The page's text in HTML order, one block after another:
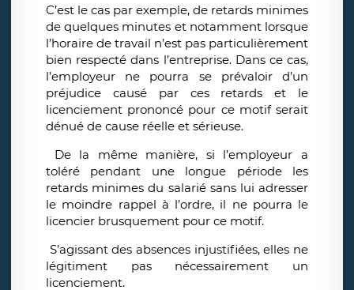
C’est le cas par exemple, de retards minimes
de quelques minutes et notamment lorsque
l’horaire de travail n’est pas particulièrement
bien respecté dans l’entreprise. Dans ce cas,
l’employeur ne pourra se prévaloir d’un
préjudice causé par ces retards et le
licenciement prononcé pour ce motif serait
dénué de cause réelle et sérieuse.
De la même manière, si l’employeur a
toléré pendant une longue période les
retards minimes du salarié sans lui adresser
le moindre rappel à l’ordre, il ne pourra le
licencier brusquement pour ce motif.
S’agissant des absences injustifiées, elles ne
légitiment pas nécessairement un
licenciement.